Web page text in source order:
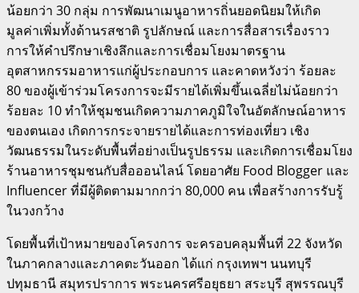
น้อยกว่า 30 กลุ่ม การพัฒนาเมนูอาหารถิ่นยอดนิยมให้เกิด
มูลค่าเพิ่มทั้งด้านรสชาติ รูปลักษณ์ และการสื่อสารเรื่องราว
การให้คำปรึกษาเชิงลึกและการเชื่อมโยงมาตรฐาน
อุตสาหกรรมอาหารแก่ผู้ประกอบการ และคาดหวังว่า ร้อยละ
80 ของผู้เข้าร่วมโครงการจะมีรายได้เพิ่มขึ้นเฉลี่ยไม่น้อยกว่า
ร้อยละ 10 ทำให้ชุมชนเกิดความภาคภูมิใจในอัตลักษณ์อาหาร
ของตนเอง เกิดการกระจายรายได้และการท่องเที่ยว เชิง
วัฒนธรรมในระดับพื้นที่อย่างเป็นรูปธรรม และเกิดการเชื่อมโยง
ร้านอาหารชุมชนกับสื่อออนไลน์ โดยอาศัย Food Blogger และ
Influencer ที่มีผู้ติดตามมากกว่า 80,000 คน เพื่อสร้างการรับรู้
ในวงกว้าง
โดยพื้นที่เป้าหมายของโครงการ จะครอบคลุมพื้นที่ 22 จังหวัด
ในภาคกลางและภาคตะวันออก ได้แก่ กรุงเทพฯ นนทบุรี
ปทุมธานี สมุทรปราการ พระนครศรีอยุธยา สระบุรี สุพรรณบุรี